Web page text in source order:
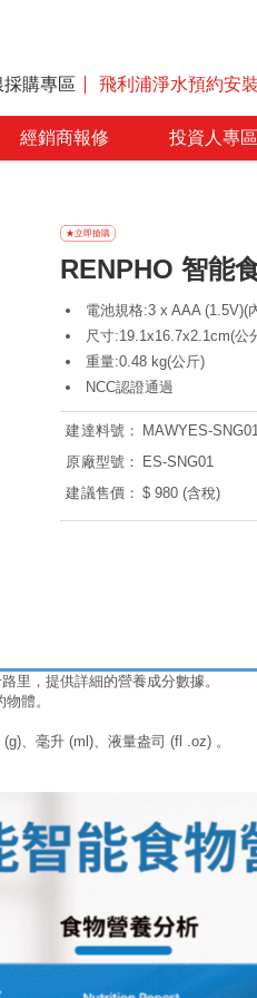
採購專區 飛利浦淨水預約安
經銷商報修 投資人專區
RENPHO 智能
電池規格:3 x AAA (1.5V)(
尺寸:19.1x16.7x2.1cm(公
重量:0.48 kg(公斤)
NCC認證通過
建達料號：
MAWYES-
原廠型號：
ES-SNG01
建議售價： $ 980 (含稅)
里，提供詳細的營養成分數據。
體。
、毫升 (ml)、液量盎司 (fl .oz) 。